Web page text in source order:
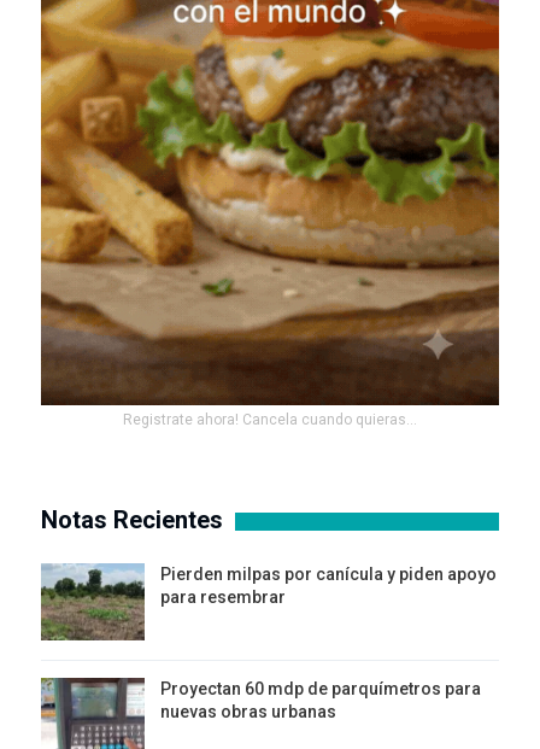
Registrate ahora! Cancela cuando quieras...
Notas Recientes
Pierden milpas por canícula y piden apoyo
para resembrar
Proyectan 60 mdp de parquímetros para
nuevas obras urbanas